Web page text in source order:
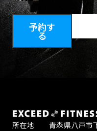
予約す
る
所在地 青森県八戸市